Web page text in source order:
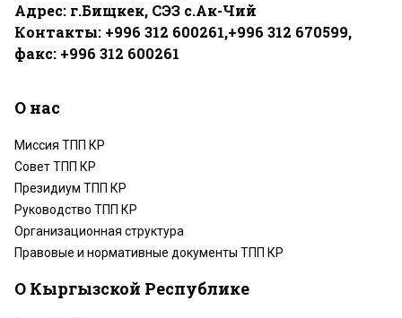
Адрес: г.Бищкек, СЭЗ с.Ак-Чий
Контакты: +996 312 600261,+996 312 670599,
факс: +996 312 600261
О нас
Миссия ТПП КР
Совет ТПП КР
Президиум ТПП КР
Руководство ТПП КР
Организационная структура
Правовые и нормативные документы ТПП КР
О Кыргызской Республике